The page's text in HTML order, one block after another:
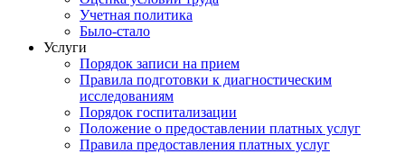
Учетная политика
Было-стало
Услуги
Порядок записи на прием
Правила подготовки к диагностическим
исследованиям
Порядок госпитализации
Положение о предоставлении платных услуг
Правила предоставления платных услуг